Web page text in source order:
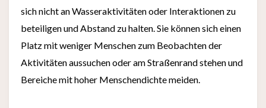
sich nicht an Wasseraktivitäten oder Interaktionen zu
beteiligen und Abstand zu halten. Sie können sich einen
Platz mit weniger Menschen zum Beobachten der
Aktivitäten aussuchen oder am Straßenrand stehen und
Bereiche mit hoher Menschendichte meiden.